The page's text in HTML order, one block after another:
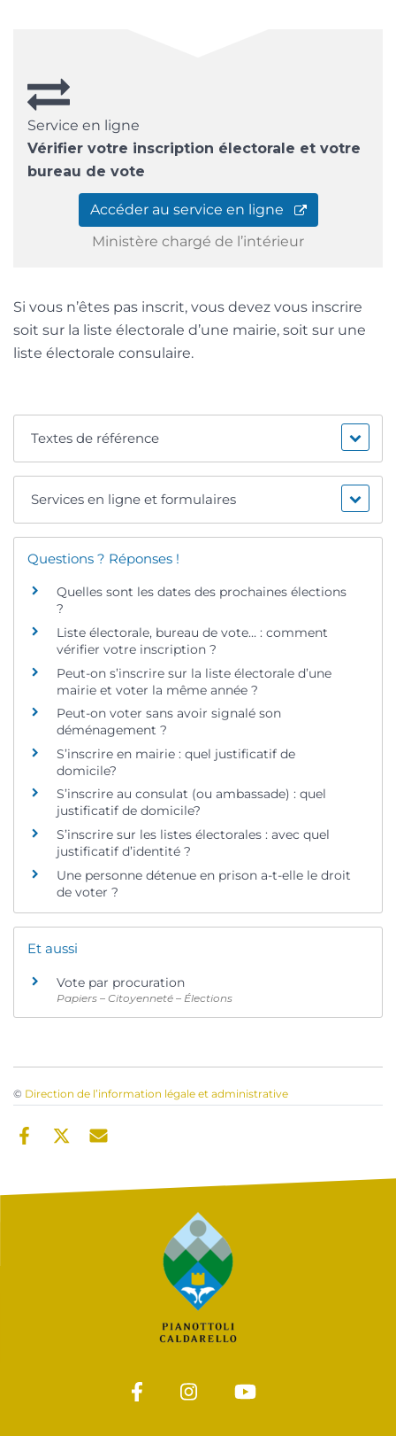
Service en ligne
Vérifier votre inscription électorale et votre
bureau de vote
Accéder au service en ligne
Ministère chargé de l’intérieur
Si vous n’êtes pas inscrit, vous devez vous inscrire
soit sur la liste électorale d’une mairie, soit sur une
liste électorale consulaire.
Textes de référence
Services en ligne et formulaires
Questions ? Réponses !
Quelles sont les dates des prochaines élections
?
Liste électorale, bureau de vote… : comment
vérifier votre inscription ?
Peut-on s’inscrire sur la liste électorale d’une
mairie et voter la même année ?
Peut-on voter sans avoir signalé son
déménagement ?
S’inscrire en mairie : quel justificatif de
domicile?
S’inscrire au consulat (ou ambassade) : quel
justificatif de domicile?
S’inscrire sur les listes électorales : avec quel
justificatif d’identité ?
Une personne détenue en prison a-t-elle le droit
de voter ?
Et aussi
Vote par procuration
Papiers – Citoyenneté – Élections
© Direction de l’information légale et administrative